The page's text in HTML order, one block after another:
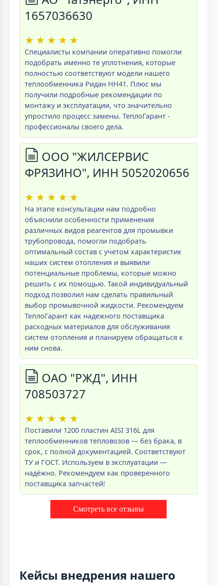
1657036630
★ ★ ★ ★ ★
Специалисты компании оперативно помогли
подобрать именно те уплотнения, которые
полностью соответствуют модели нашего
теплообменника Ридан НН41. Плюс мы
получили подробные рекомендации по
монтажу и эксплуатации, что значительно
упростило процесс замены. ТеплоГарант -
профессионалы своего дела.
ООО "ЖИЛСЕРВИС
ФРЯЗИНО", ИНН 5052020656
★ ★ ★ ★ ★
На этапе консультации нам подробно
объяснили особенности применения
различных видов реагентов для промывки
трубопровода, помогли подобрать
оптимальный состав с учетом характеристик
наших систем отопления и выявили
потенциальные проблемы, которые можно
решить с их помощью. Такой индивидуальный
подход позволил нам сделать правильный
выбор промывочной жидкости. Рекомендуем
ТеплоГарант как надежного поставщика
расходных материалов для обслуживания
систем отопления и планируем обращаться к
ним снова.
ОАО "РЖД", ИНН
708503727
★ ★ ★ ★ ★
Поставили 1200 пластин AISI 316L для
теплообменников тепловозов — без брака, в
срок, с полной документацией. Соответствуют
ТУ и ГОСТ. Используем в эксплуатации —
надёжно. Рекомендуем как проверенного
поставщика запчастей!
Смотреть все отзывы
Кейсы внедрения нашего